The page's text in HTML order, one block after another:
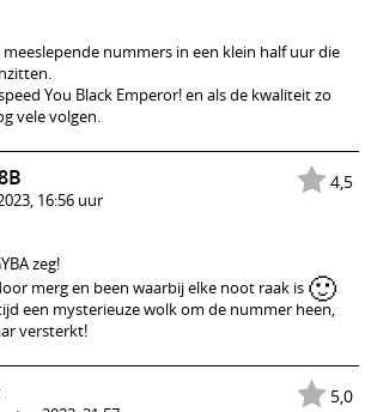
nummers in een klein half uur die
You Black Emperor! en als de kwaliteit zo
vele volgen.
4,5
16:56 uur
zeg!
merg en been waarbij elke noot raak is 🙂
een mysterieuze wolk om de nummer heen,
versterkt!
5,0